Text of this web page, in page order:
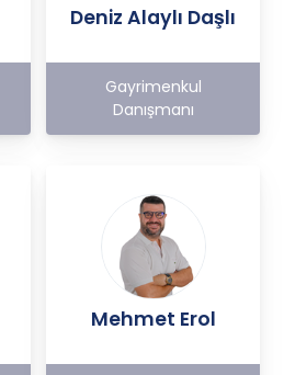
Deniz Alaylı Daşlı
Gayrimenkul
Danışmanı
Mehmet Erol